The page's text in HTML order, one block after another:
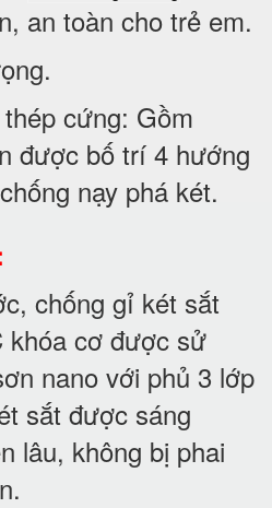
an toàn cho trẻ em.
cứng: Gồm
được bố trí 4 hướng
nạy phá két.
chống gỉ két sắt
khóa cơ được sử
nano với phủ 3 lớp
sắt được sáng
lâu, không bị phai